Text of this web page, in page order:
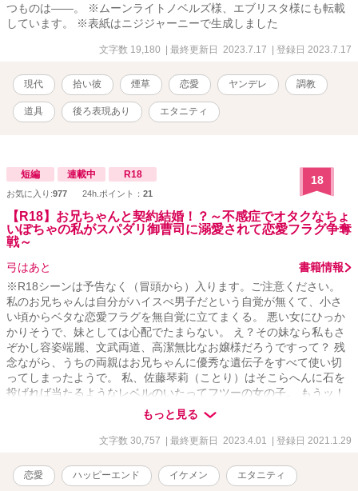
つものは――。 ※ムーンライトノベルズ様、エブリスタ様にも転載
しています。 ※表紙はニジジャーニーで生成しました
文字数 19,180 | 最終更新日 2023.7.17 | 登録日 2023.7.17
現代 拾い彼 煙草 恋愛 ヤンデレ 調教
道具 後ろ表現あり エタニティ
短編 連載中 R18
お気に入り:977 24h.ポイント： 21
18
【R18】お兄ちゃんと契約結婚！？～不感症でオタクなちょ
いぽちゃの私がスパダリ御曹司に溺愛されて恋愛フラグ争奪
戦～
弓はあと
書籍情報
※R18シーンは予告なく（冒頭から）入ります。ご注意ください。
私のお兄ちゃんは自分がハイスぺ男子だという自覚が無くて、小さ
い頃からベタな恋愛フラグを無自覚に立てまくる。 悪い女にひっか
かりそうで、妹としては心配でたまらない。 え？その妹なら私もさ
ぞかし容姿端麗、文武両道、高潔無比なお嬢様だろうですって？ 残
念ながら、うちの両親はお兄ちゃんに優秀な遺伝子をすべて使い切
ってしまったようで。 私、佐藤琴莉（ことり）はそこらへんに石を
投げれば当たるようなレベルのいたってフツーの女の子。 もうッ！
お兄ちゃんッ、隙だらけで危ないよ！無駄な恋愛フラグ、私がすべ
てへし折ってみせるから。 ……そう思っていたのに。 ……え？うそ
でしょ？お父さんとお母さんが子連れ同士の事実婚で婚姻届も出し
事！！？？ 私と結婚したいって、お兄ちゃん、冗談でしょ
う！？！？！？ しかも流行り（？）の契約婚！？
もっと見る
文字数 30,757 | 最終更新日 2023.4.01 | 登録日 2021.1.29
恋愛 ハッピーエンド イケメン エタニティ